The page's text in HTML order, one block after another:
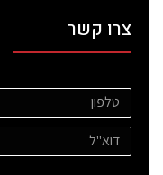
צרו קשר